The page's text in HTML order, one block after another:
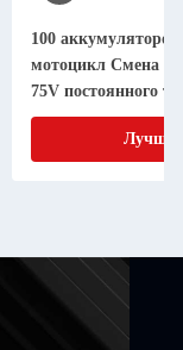
100
мотоцикл Смена
75V постоянного
электроэнергии